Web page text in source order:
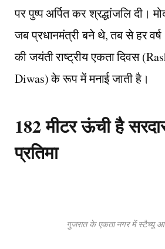
पर पुष्प अर्पित कर श्रद्धांजलि दी।
जब प्रधानमंत्री बने थे, तब से हर
की जयंती राष्ट्रीय एकता दिवस
Diwas) के रूप में मनाई जाती है।
182 मीटर ऊंची है
प्रतिमा
गुजरात के एकता नगर में स्टैच्यू